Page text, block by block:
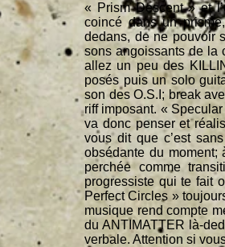
« Prism Descent » et
coincé dans un
dedans, de ne pouvoir
sons angoissants de la
allez un peu des
posés puis un solo
son des O.S.I; break
riff imposant. «
va donc penser et
vous dit que c’est
obsédante du
perchée comme
progressiste qui te fait
Perfect Circles »
musique rend compte
du ANTIMATTER là-
verbale. Attention si